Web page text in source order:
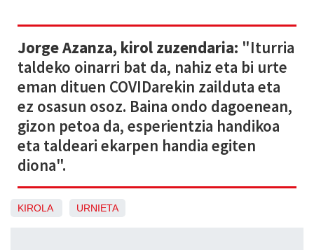
Jorge Azanza, kirol zuzendaria: "Iturria
taldeko oinarri bat da, nahiz eta bi urte
eman dituen COVIDarekin zailduta eta
ez osasun osoz. Baina ondo dagoenean,
gizon petoa da, esperientzia handikoa
eta taldeari ekarpen handia egiten
diona".
KIROLA URNIETA